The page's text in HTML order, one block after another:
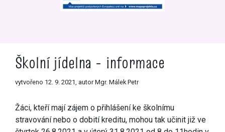
Školní jídelna - informace
vytvořeno 12. 9. 2021, autor Mgr. Málek Petr
Žáci, kteří mají zájem o přihlášení ke školnímu
stravování nebo o dobití kreditu, mohou tak učinit již ve